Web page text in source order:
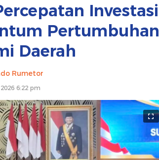
Investasi
Pertumbuhan
Daerah
Rumetor
6:22 pm